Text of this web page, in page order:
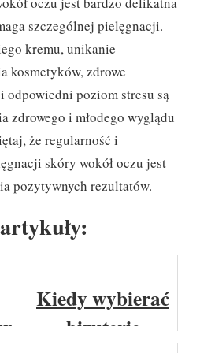
szczególnej pielęgnacji.
kremu, unikanie
kosmetyków, zdrowe
odpowiedni poziom stresu są
zdrowego i młodego wyglądu
że regularność i
skóry wokół oczu jest
pozytywnych rezultatów.
Kiedy wybierać
bizuterię